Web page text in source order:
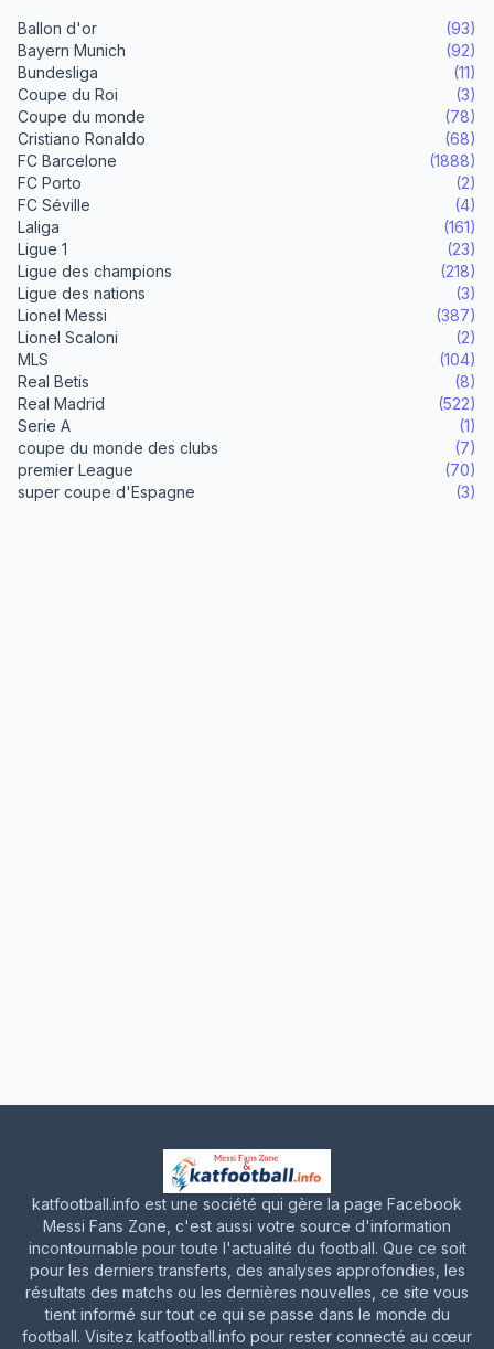
Ballon d'or
(93)
Bayern Munich
(92)
Bundesliga
(11)
Coupe du Roi
(3)
Coupe du monde
(78)
Cristiano Ronaldo
(68)
FC Barcelone
(1888)
FC Porto
(2)
FC Séville
(4)
Laliga
(161)
Ligue 1
(23)
Ligue des champions
(218)
Ligue des nations
(3)
Lionel Messi
(387)
Lionel Scaloni
(2)
MLS
(104)
Real Betis
(8)
Real Madrid
(522)
Serie A
(1)
coupe du monde des clubs
(7)
premier League
(70)
super coupe d'Espagne
(3)
katfootball.info est une société qui gère la page Facebook
Messi Fans Zone, c'est aussi votre source d'information
incontournable pour toute l'actualité du football. Que ce soit
pour les derniers transferts, des analyses approfondies, les
résultats des matchs ou les dernières nouvelles, ce site vous
tient informé sur tout ce qui se passe dans le monde du
football. Visitez katfootball.info pour rester connecté au cœur